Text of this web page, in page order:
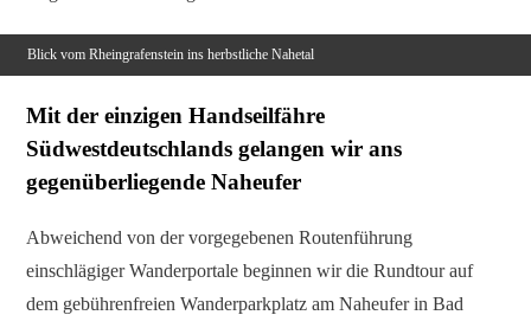
Blick vom Rheingrafenstein ins herbstliche Nahetal
Mit der einzigen Handseilfähre
Südwestdeutschlands gelangen wir ans
gegenüberliegende Naheufer
Abweichend von der vorgegebenen Routenführung
einschlägiger Wanderportale beginnen wir die Rundtour auf
dem gebührenfreien Wanderparkplatz am Naheufer in Bad